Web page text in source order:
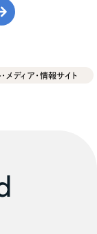
メディア・情報サイト